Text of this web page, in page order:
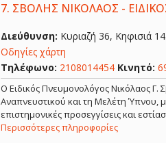
7. ΣΒΟΛΗΣ ΝΙΚΟΛΑΟΣ -
Διεύθυνση: Κυριαζή 36, Κηφισιά
Οδηγίες χάρτη
Τηλέφωνο: 2108014454 Κινητό:
O Ειδικός Πνευμονολόγος Νικόλαος Γ.
Αναπνευστικού και τη Μελέτη Ύπνου,
επιστημονικές προσεγγίσεις και
Περισσότερες πληροφορίες